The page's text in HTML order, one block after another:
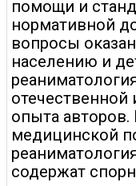
помощи и
нормативной
вопросы
населению и
отечественной
опыта
медицинской
содержат